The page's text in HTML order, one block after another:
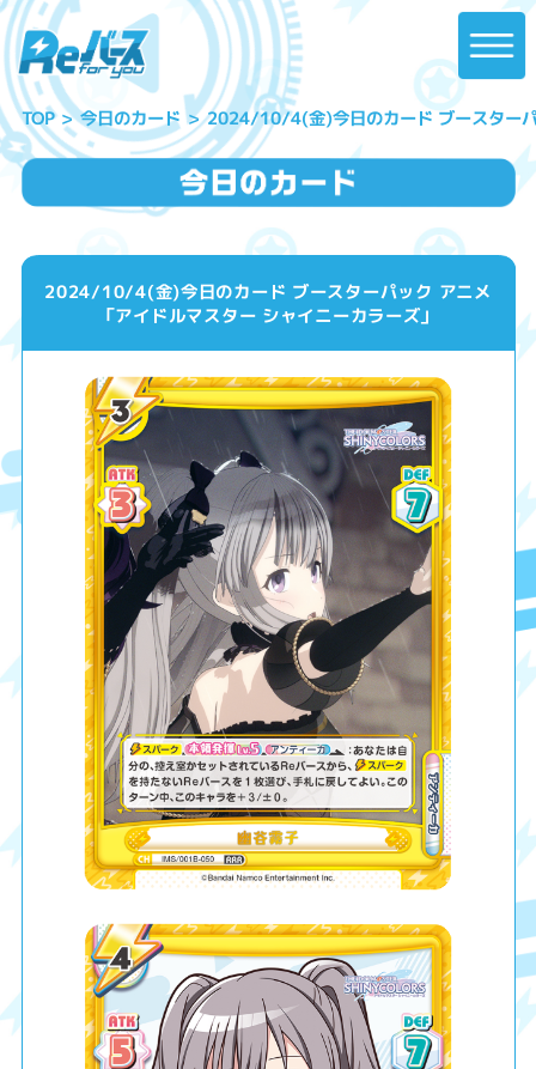
TOP 今日のカード 2024/10/4(金)今日のカード ブースター
2024/10/4(金)今日のカード ブースターパック アニメ
「アイドルマスター シャイニーカラーズ」